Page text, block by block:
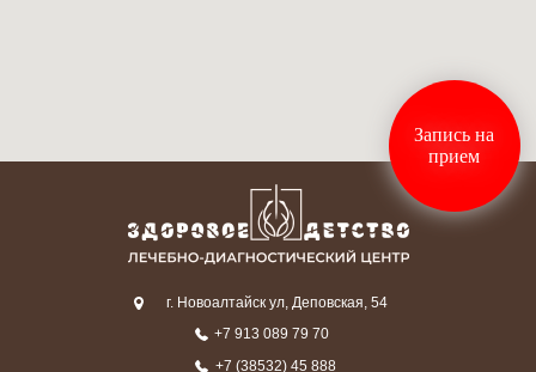
г. Новоалтайск ул, Деповская, 54
+7 913 089 79 70
+7 (38532) 45 888
Запись на
прием